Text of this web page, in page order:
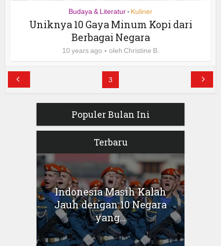
Budaya & Literatur • Kuliner
Uniknya 10 Gaya Minum Kopi dari
Berbagai Negara
10 years ago oleh Christine B.
3
Populer Bulan Ini
Terbaru
Indonesia Masih Kalah
Jauh dengan 10 Negara
yang...